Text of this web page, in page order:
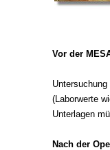
Vor der
(Laborwerte
Unterlagen
Nach der